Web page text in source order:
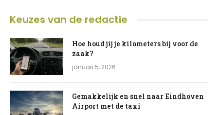
Keuzes van de redactie
Hoe houd jij je kilometers bij voor de
zaak?
januari 5, 2026
Gemakkelijk en snel naar Eindhoven
Airport met de taxi